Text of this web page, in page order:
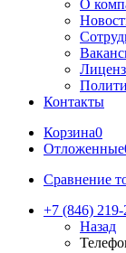
О
Контакты
Корзина0
Отложенные
Сравнение
+7 (846)
Назад